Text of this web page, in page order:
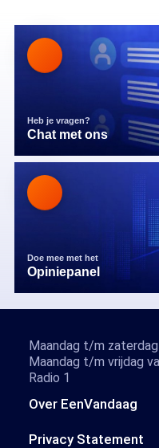
Heb je vragen?
Chat met ons
Doe mee met het
Opiniepanel
Over EenVandaag
Privacy Statement
Maandag t/m
Maandag t/m vrijdag
Radio 1